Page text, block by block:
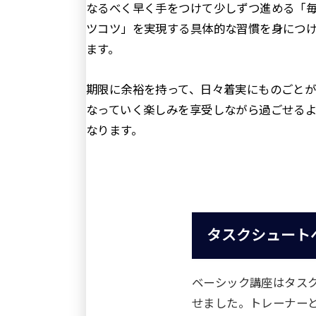
なるべく早く手をつけて少しずつ進める「
ツコツ」を実現する具体的な習慣を身につ
ます。
期限に余裕を持って、日々着実にものごと
なっていく楽しみを享受しながら過ごせる
なります。
タスクシュート
ベーシック講座はタス
せました。トレーナー